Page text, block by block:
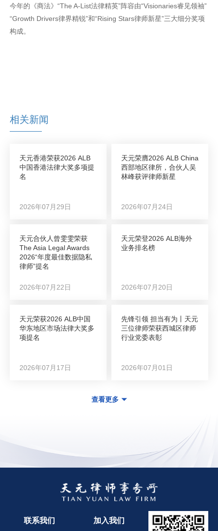
今年的《商法》“The A-List法律精英”阵容由“Visionaries睿见领袖”
“Growth Drivers律界精锐”和“Rising Stars律师新星”三大细分奖项
构成。
相关新闻
天元香港荣获2026 ALB
中国香港法律大奖多项提
名
2026年07月29日
天元荣膺2026 ALB China
西部地区律所，合伙人吴
林峰获评律师新星
2026年07月24日
天元合伙人曾雯雯荣获
The Asia Legal Awards
2026“年度最佳数据隐私
律师”提名
2026年07月22日
天元荣登2026 ALB海外
业务排名榜
2026年07月20日
天元荣获2026 ALB中国
华东地区市场法律大奖多
项提名
2026年07月17日
先锋引领 担当有为丨天元
三位律师荣获西城区律师
行业党委表彰
2026年07月01日
查看更多
联系我们 加入我们